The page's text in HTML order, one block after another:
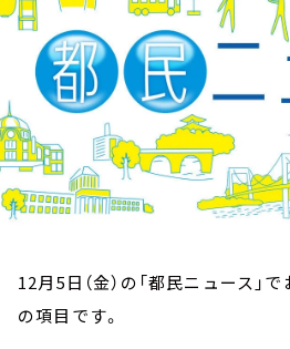
12月5日（金）の「都民ニュース」
の項目です。